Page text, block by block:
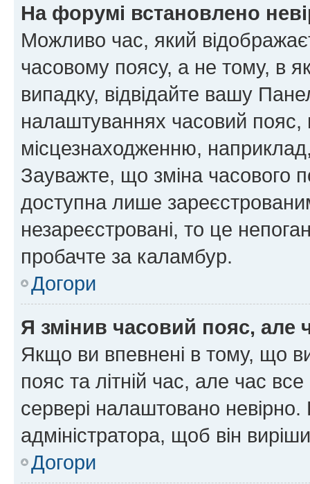
На форумі встановлено
Можливо час, який
часовому поясу, а не тому, в
випадку, відвідайте вашу
налаштуваннях часовий пояс,
місцезнаходженню,
Зауважте, що зміна часового
доступна лише
незареєстровані, то це
пробачте за каламбур.
Догори
Я змінив часовий пояс, але
Якщо ви впевнені в тому, що
пояс та літній час, але час
сервері налаштовано
адміністратора, щоб він
Догори